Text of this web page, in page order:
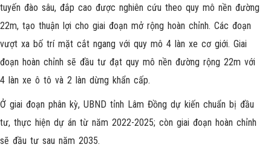
tuyến đào sâu, đắp cao được nghiên cứu theo quy mô nền đường
22m, tạo thuận lợi cho giai đoạn mở rộng hoàn chỉnh. Các đoạn
vượt xa bố trí mặt cắt ngang với quy mô 4 làn xe cơ giới. Giai
đoạn hoàn chỉnh sẽ đầu tư đạt quy mô nền đường rộng 22m với
4 làn xe ô tô và 2 làn dừng khẩn cấp.
Ở giai đoạn phân kỳ, UBND tỉnh Lâm Đồng dự kiến chuẩn bị đầu
tư, thực hiện dự án từ năm 2022-2025; còn giai đoạn hoàn chỉnh
sẽ đầu tư sau năm 2035.